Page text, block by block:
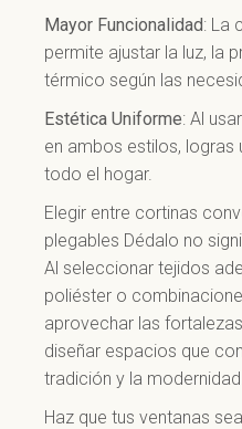
Mayor Funcionalidad: La
permite ajustar la luz, la
térmico según las
Estética Uniforme: Al
en ambos estilos, logras
todo el hogar.
Elegir entre cortinas
plegables Dédalo no
Al seleccionar tejidos
poliéster o
aprovechar las
diseñar espacios que
tradición y la
Haz que tus ventanas